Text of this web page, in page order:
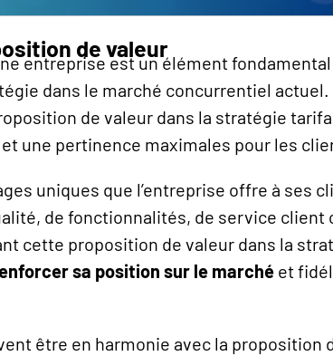
de valeur
entreprise est un élément
dans le marché concurrentiel
de valeur dans la stratégie
et une pertinence maximales pour les
uniques que l’entreprise offre à ses
de fonctionnalités, de service client
cette proposition de valeur dans la
sa position sur le marché et
être en harmonie avec la proposition